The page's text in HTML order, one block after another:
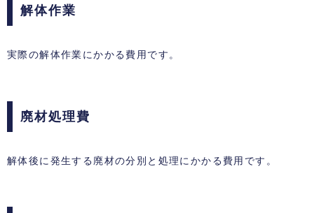
解体作業
実際の解体作業にかかる費用です。
廃材処理費
解体後に発生する廃材の分別と処理にかかる費用です。